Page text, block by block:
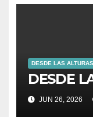
DESDE LAS ALTURAS
DESDE
JUN 26, 2026